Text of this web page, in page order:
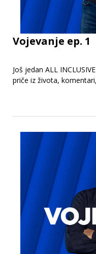
Vojevanje ep. 1
Još jedan ALL
priče iz života,